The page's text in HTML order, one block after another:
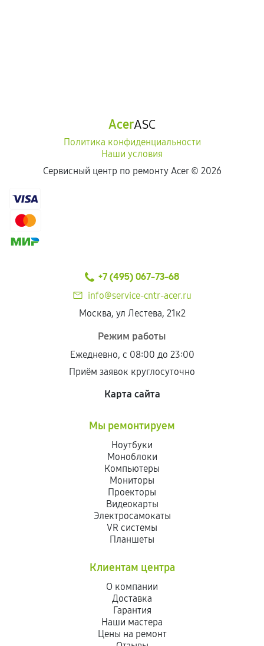
AcerASC
Политика конфиденциальности
Наши условия
Сервисный центр по ремонту Acer © 2026
+7 (495) 067-73-68
info@service-cntr-acer.ru
Москва, ул Лестева, 21к2
Режим работы
Ежедневно, с 08:00 до 23:00
Приём заявок круглосуточно
Карта сайта
Мы ремонтируем
Ноутбуки
Моноблоки
Компьютеры
Мониторы
Проекторы
Видеокарты
Электросамокаты
VR системы
Планшеты
Клиентам центра
О компании
Доставка
Гарантия
Наши мастера
Цены на ремонт